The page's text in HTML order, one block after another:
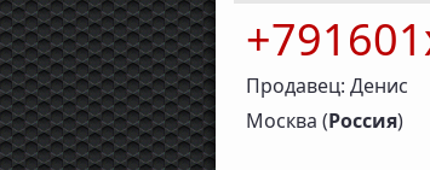
Продавец: Денис
Москва (Россия)